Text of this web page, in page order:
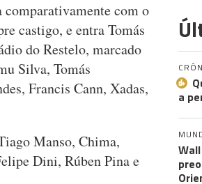
com o
castigo, e entra Tomás
do Restelo, marcado
Silva, Tomás
Francis Cann, Xadas,
Manso, Chima,
Dini, Rúben Pina e
a